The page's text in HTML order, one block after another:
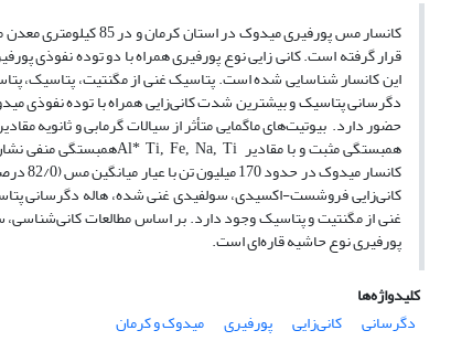
کانسار مس پورفیری میدوک در استان کرمان و در 85 کیلومتری معدن مس پورفیری سرچشمه واقع است. این کانسار در درون سنگ‌های آتشفشانی ائوسن با ترکیب آندزیت
قرار گرفته است. کانی زایی نوع پورفیری همراه با دو توده نفوذی
این کانسار شناسایی شده است. پتاسیک غنی از مگنتیت، پتاسیک،
دگرسانی پتاسیک و بیشترین شدت کانی‌زایی همراه با توده نفوذی
حضور دارد. بیوتیت‌های ماگمایی متأثر از سیالات گرمابی و ثانویه
همبستگی مثبت و با مقادیر Al* Ti, Fe, Na, Ti همبستگی منفی
کانسار میدوک در حدود 170 میلیون تن با عیار میانگین مس (82/0 درصد)، مولیبدن (007/0 درصد)، طلا (
کانی‌زایی فروشست-اکسیدی، سولفیدی غنی شده، هاله دگرسانی
غنی از مگنتیت و پتاسیک وجود دارد. بر اساس مطالعات
پورفیری نوع حاشیه قاره‌ای است.
کلیدواژه‌ها
دگرسانی
کانی‌زایی پورفیری
میدوک و کرمان